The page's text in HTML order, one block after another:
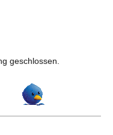
geschlossen.